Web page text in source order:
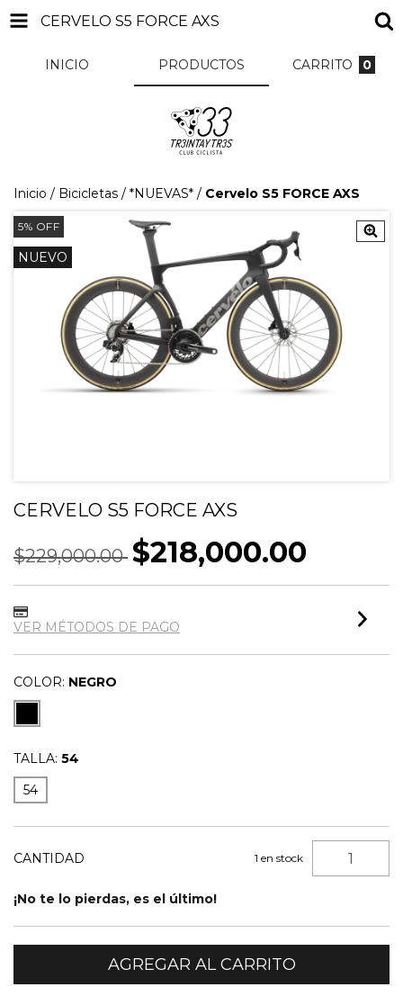
CERVELO S5 FORCE AXS
INICIO PRODUCTOS CARRITO 0
Inicio / Bicicletas / *NUEVAS* / Cervelo S5 FORCE AXS
5% OFF
NUEVO
CERVELO S5 FORCE AXS
$229,000.00 $218,000.00
VER MÉTODOS DE PAGO
COLOR: NEGRO
TALLA: 54
54
CANTIDAD 1 en stock
¡No te lo pierdas, es el último!